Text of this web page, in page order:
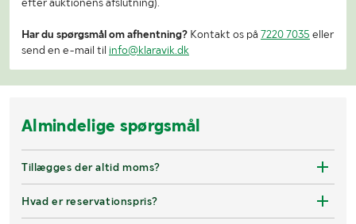
Har du spørgsmål om afhentning? Kontakt os på 7220 7035 eller
send en e-mail til info@klaravik.dk
Almindelige spørgsmål
Tillægges der altid moms?
Hvad er reservationspris?